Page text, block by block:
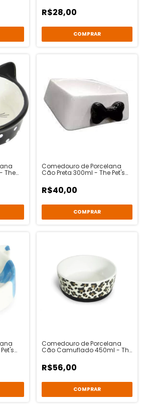
R$28,00
The
Comedouro de Porcelana
Cão Preta 300ml - The Pet's
R$40,00
Comedouro de Porcelana
Cão Camuflado 450ml - The
R$56,00